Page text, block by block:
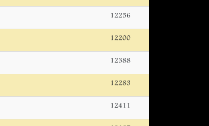
12256
12200
12388
12283
12411